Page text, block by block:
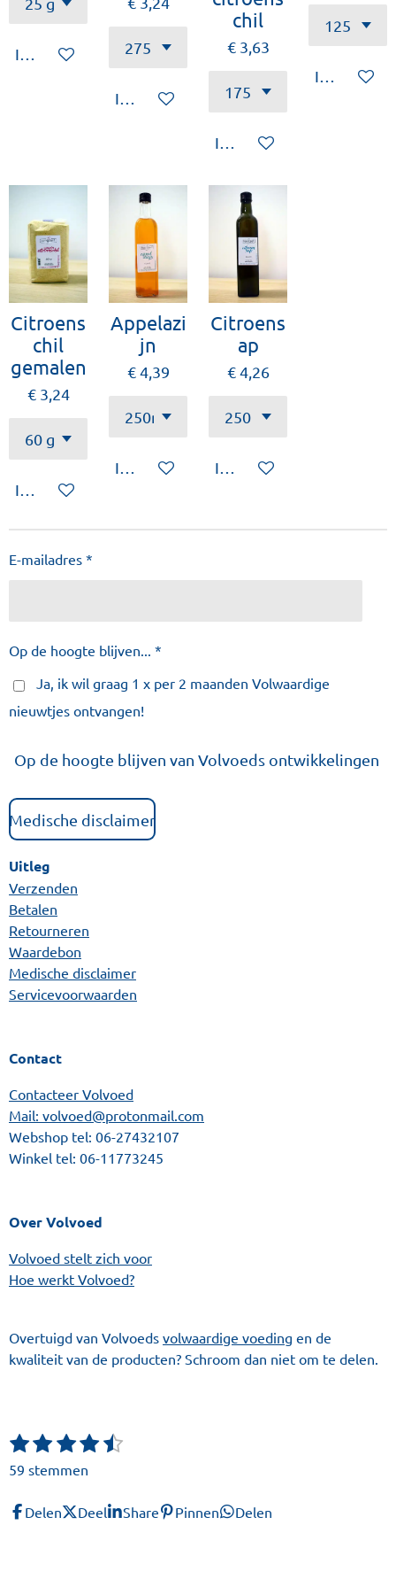
In winkelwagen
In winkelwagen
chil
€ 3,63
In winkelwagen
In
Citroens
chil
gemalen
€ 3,24
In winkelwagen
Appelazi
jn
€ 4,39
In winkelwagen
Citroens
ap
€ 4,26
In winkelwagen
E-mailadres *
Op de hoogte blijven... *
Ja, ik wil graag 1 x per 2 maanden Volwaardige
nieuwtjes ontvangen!
Op de hoogte blijven van Volvoeds ontwikkelingen
Medische disclaimer
Uitleg
Verzenden
Betalen
Retourneren
Waardebon
Medische disclaimer
Servicevoorwaarden
Contact
Contacteer Volvoed
Mail: volvoed@protonmail.com
Webshop tel: 06-27432107
Winkel tel: 06-11773245
Over Volvoed
Volvoed stelt zich voor
Hoe werkt Volvoed?
Overtuigd van Volvoeds volwaardige voeding en de
kwaliteit van de producten? Schroom dan niet om te delen.
R
a
1
s
e
r
2
s
e
3
s
e
4
s
e
5
e
S
m
59 stemmen
Delen Deel Share Pinnen Delen